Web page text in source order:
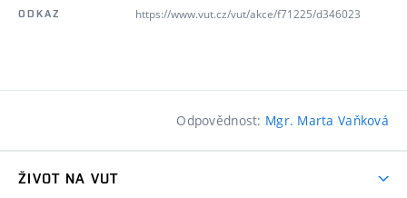
ODKAZ
https://www.vut.cz/vut/akce/f71225/d346023
Odpovědnost: Mgr. Marta Vaňková
ŽIVOT NA VUT